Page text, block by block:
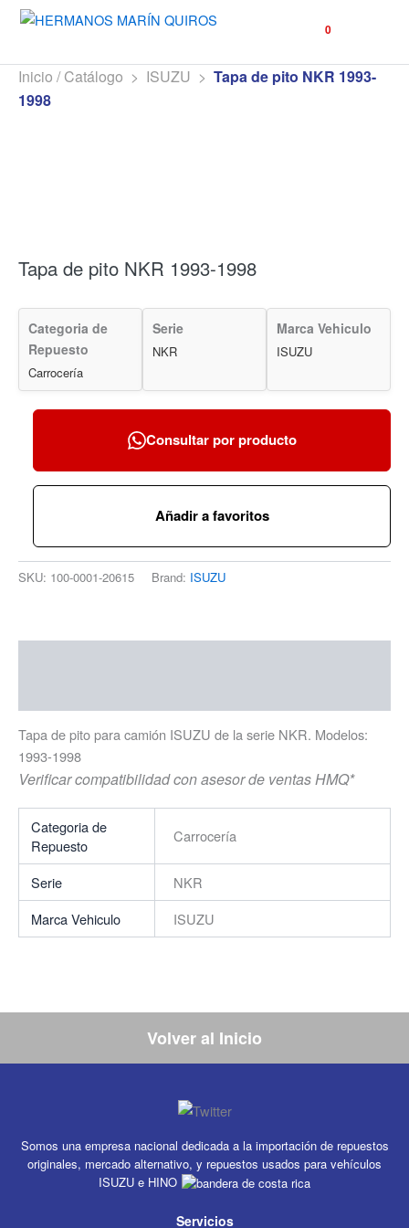
0
Inicio / Catálogo > ISUZU > Tapa de pito NKR 1993-
1998
Tapa de pito NKR 1993-1998
Categoria de
Repuesto
Carrocería
Serie
NKR
Marca Vehiculo
ISUZU
Consultar por producto
Añadir a favoritos
SKU: 100-0001-20615 Brand: ISUZU
Tapa de pito para camión ISUZU de la serie NKR. Modelos:
1993-1998
Verificar compatibilidad con asesor de ventas HMQ*
Categoria de
Repuesto
Carrocería
Serie
NKR
Marca Vehiculo
ISUZU
Volver al Inicio
Somos una empresa nacional dedicada a la importación de repuestos
originales, mercado alternativo, y repuestos usados para vehículos
ISUZU e HINO
Servicios